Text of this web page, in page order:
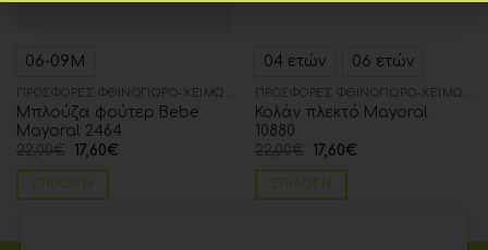
06-09Μ
Μπλούζα φούτερ Bebe
Mayoral 2464
22,00€ 17,60€
ΕΠΙΛΟΓΉ
04 ετών 06 ετών
Κολάν πλεκτό Mayoral
10880
22,00€ 17,60€
ΕΠΙΛΟΓΉ